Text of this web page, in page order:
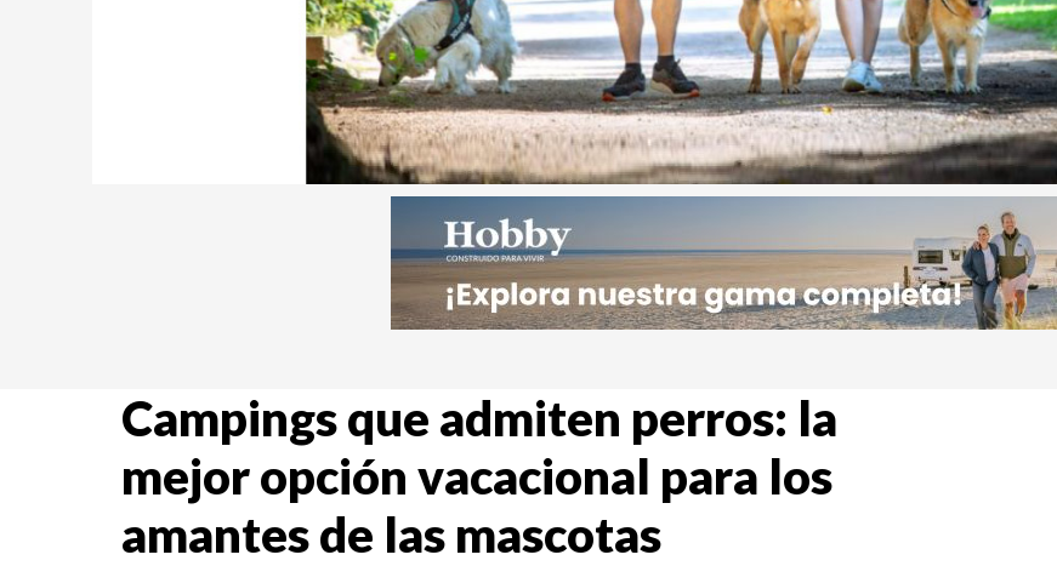
Campings que admiten perros: la
mejor opción vacacional para los
amantes de las mascotas